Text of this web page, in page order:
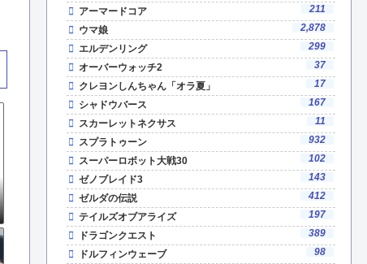
アーマードコア
211
ウマ娘
2,878
エルデンリング
299
オーバーウォッチ2
37
クレヨンしんちゃん「オラ夏」
17
シャドウバース
167
スカーレットネクサス
11
スプラトゥーン
932
スーパーロボット大戦30
102
ゼノブレイド3
143
ゼルダの伝説
412
テイルズオブアライズ
197
ドラゴンクエスト
389
ドルフィンウェーブ
98